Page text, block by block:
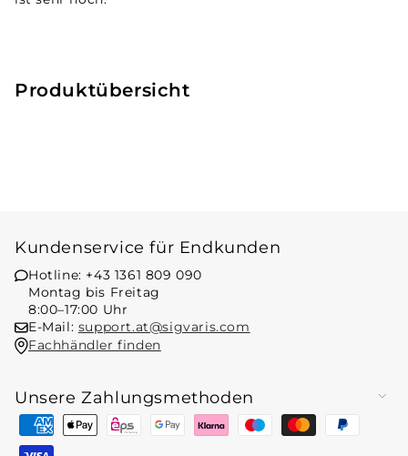
Produktübersicht
Kundenservice für Endkunden
Hotline: +43 1361 809 090
Montag bis Freitag
8:00–17:00 Uhr
E-Mail: support.at@sigvaris.com
Fachhändler finden
Unsere Zahlungsmethoden
Zahlungsmethoden